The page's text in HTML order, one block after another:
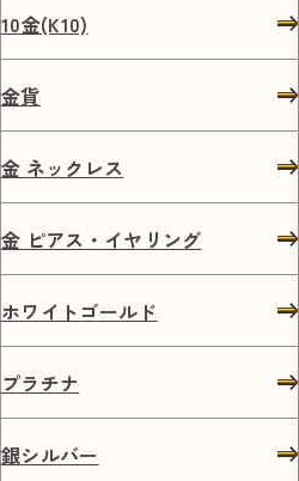
店長のご挨拶
10金(K10)
金貨
金 ネックレス
金 ピアス・イヤリング
ホワイトゴールド
プラチナ
銀シルバー